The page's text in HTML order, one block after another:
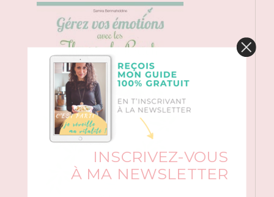
INSCRIVEZ-VOUS
À MA NEWSLETTER